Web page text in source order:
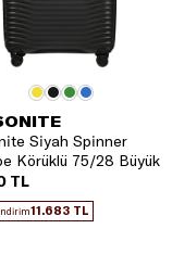
Siyah Spinner
Körüklü 75/28 Büyük
TL
11.683 TL